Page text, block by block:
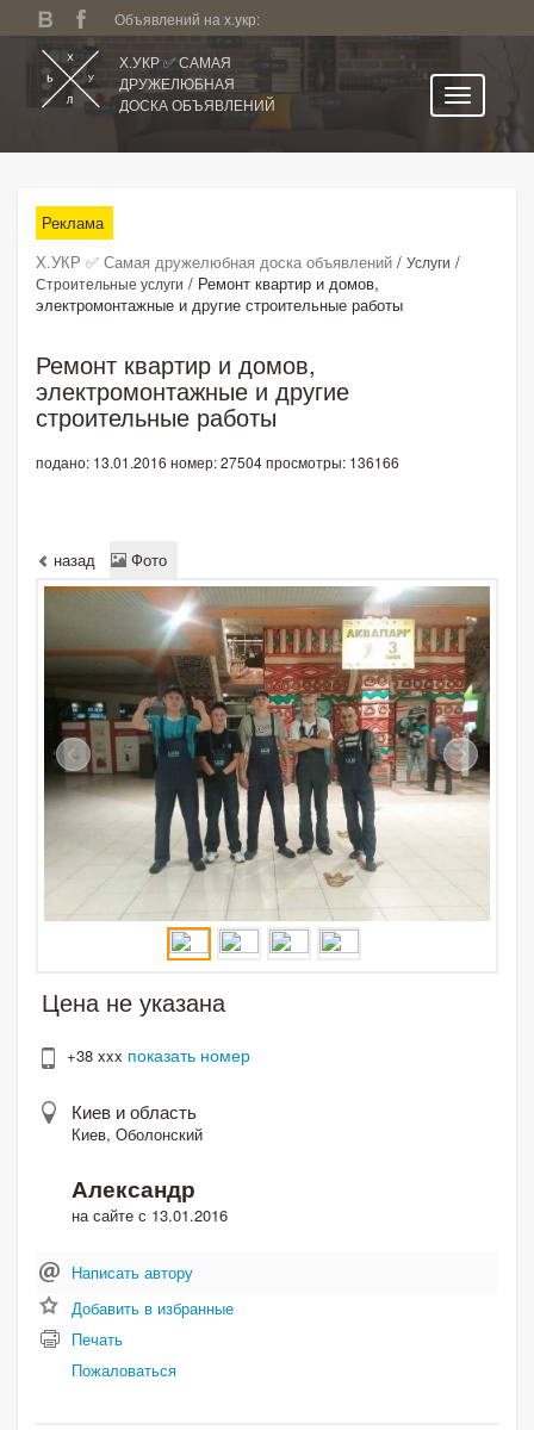
Объявлений на х.укр:
Х.УКР ✅ САМАЯ
ДРУЖЕЛЮБНАЯ
ДОСКА ОБЪЯВЛЕНИЙ
Все регионы
Категории
Избранное
Личный кабинет
Поиск по сайту
Подать объявление
Реклама
Х.УКР ✅ Самая дружелюбная доска объявлений / Услуги /
Строительные услуги / Ремонт квартир и домов,
электромонтажные и другие строительные работы
Ремонт квартир и домов,
электромонтажные и другие
строительные работы
подано: 13.01.2016 номер: 27504просмотры: 136166
назад Фото
Цена не указана
+38 xxx показать номер
Киев и область
Киев, Оболонский
Александр
на сайте с 13.01.2016
Написать автору
Добавить в избранные
Печать
Пожаловаться